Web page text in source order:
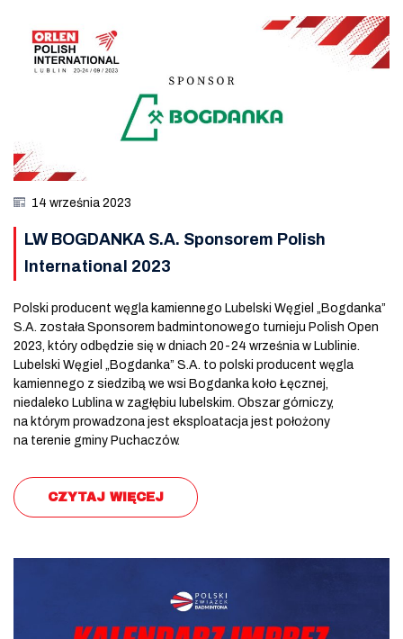
14 września 2023
LW BOGDANKA S.A. Sponsorem Polish
International 2023
Polski producent węgla kamiennego Lubelski Węgiel „Bogdanka”
S.A. została Sponsorem badmintonowego turnieju Polish Open
2023, który odbędzie się w dniach 20-24 września w Lublinie.
Lubelski Węgiel „Bogdanka” S.A. to polski producent węgla
kamiennego z siedzibą we wsi Bogdanka koło Łęcznej,
niedaleko Lublina w zagłębiu lubelskim. Obszar górniczy,
na którym prowadzona jest eksploatacja jest położony
na terenie gminy Puchaczów.
CZYTAJ WIĘCEJ